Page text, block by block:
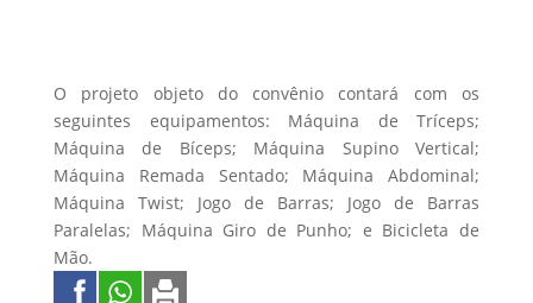
O projeto objeto do convênio contará com os
seguintes equipamentos: Máquina de Tríceps;
Máquina de Bíceps; Máquina Supino Vertical;
Máquina Remada Sentado; Máquina Abdominal;
Máquina Twist; Jogo de Barras; Jogo de Barras
Paralelas; Máquina Giro de Punho; e Bicicleta de
Mão.